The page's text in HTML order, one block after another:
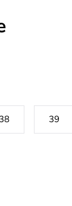
38 39